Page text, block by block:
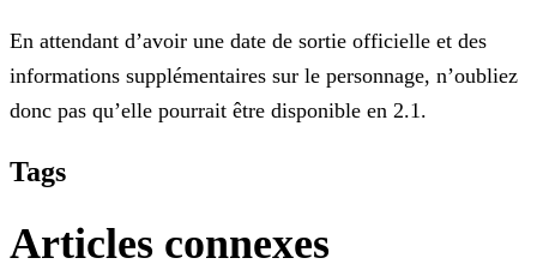
En attendant d’avoir une date de sortie officielle et des
informations supplémentaires sur le personnage, n’oubliez
donc pas qu’elle pourrait être disponible en 2.1.
Tags
Articles connexes